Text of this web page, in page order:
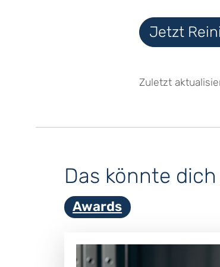
Jetzt
Zuletzt
Das könnte
Awards